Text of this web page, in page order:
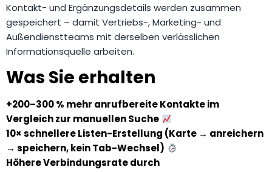
Kontakt- und Ergänzungsdetails werden zusammen
gespeichert – damit Vertriebs-, Marketing- und
Außendienstteams mit derselben verlässlichen
Informationsquelle arbeiten.
Was Sie erhalten
+200–300 % mehr anrufbereite Kontakte im
Vergleich zur manuellen Suche
10× schnellere Listen-Erstellung (Karte → anreichern
→ speichern, kein Tab-Wechsel)
Höhere Verbindungsrate durch